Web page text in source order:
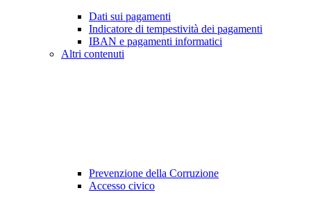
Dati sui pagamenti
Indicatore di tempestività dei pagamenti
IBAN e pagamenti informatici
Altri contenuti
Prevenzione della Corruzione
Accesso civico